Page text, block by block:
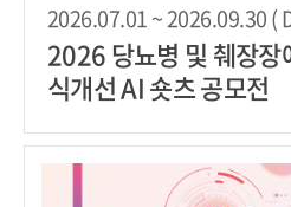
2026.07.01 ~ 2026.09.30 (
2026 당뇨병 및 췌장장
식개선 AI 숏츠 공모전